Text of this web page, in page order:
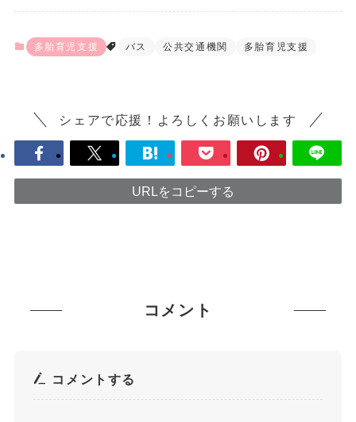
多胎育児支援 バス 公共交通機関 多胎育児支援
シェアで応援！よろしくお願いします
URLをコピーする
コメント
コメントする